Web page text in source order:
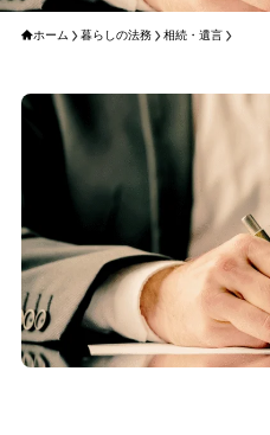
ホーム 暮らしの法務 相続・遺言